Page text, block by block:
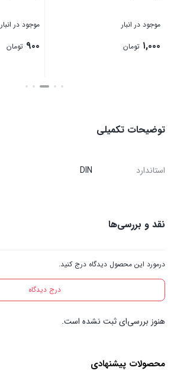
موجود در انبار
۱,۰۰۰ تومان
موجود در انبار
۹۰۰ تومان
بستن
توضیحات تکمیلی
استاندارد DIN
نقد و بررسی‌ها
درمورد این محصول دیدگاه درج کنید.
درج دیدگاه
هنوز بررسی‌ای ثبت نشده است.
محصولات پیشنهادی